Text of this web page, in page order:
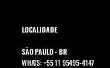
LOCALIDADE
SÃO PAULO - BR
WHATS: +55 11 95495-4147